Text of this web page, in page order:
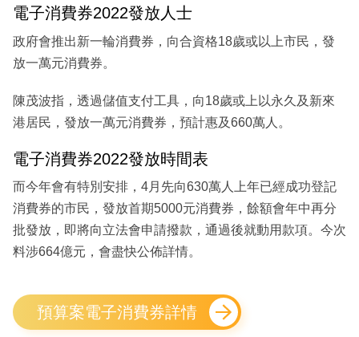
電子消費券2022發放人士
政府會推出新一輪消費券，向合資格18歲或以上市民，發
放一萬元消費券。
陳茂波指，透過儲值支付工具，向18歲或上以永久及新來
港居民，發放一萬元消費券，預計惠及660萬人。
電子消費券2022發放時間表
而今年會有特別安排，4月先向630萬人上年已經成功登記
消費券的市民，發放首期5000元消費券，餘額會年中再分
批發放，即將向立法會申請撥款，通過後就動用款項。今次
料涉664億元，會盡快公佈詳情。
預算案電子消費券詳情